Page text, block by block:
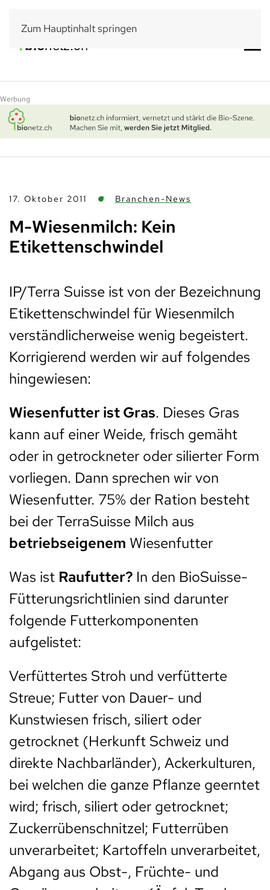
Zum Hauptinhalt springen
Werbung
17. Oktober 2011 Branchen-News
M-Wiesenmilch: Kein
Etikettenschwindel
IP/Terra Suisse ist von der Bezeichnung
Etikettenschwindel für Wiesenmilch
verständlicherweise wenig begeistert.
Korrigierend werden wir auf folgendes
hingewiesen:
Wiesenfutter ist Gras. Dieses Gras
kann auf einer Weide, frisch gemäht
oder in getrockneter oder silierter Form
vorliegen. Dann sprechen wir von
Wiesenfutter. 75% der Ration besteht
bei der TerraSuisse Milch aus
betriebseigenem Wiesenfutter
Was ist Raufutter? In den BioSuisse-
Fütterungsrichtlinien sind darunter
folgende Futterkomponenten
aufgelistet:
Verfüttertes Stroh und verfütterte
Streue; Futter von Dauer- und
Kunstwiesen frisch, siliert oder
getrocknet (Herkunft Schweiz und
direkte Nachbarländer), Ackerkulturen,
bei welchen die ganze Pflanze geerntet
wird; frisch, siliert oder getrocknet;
Zuckerrübenschnitzel; Futterrüben
unverarbeitet; Kartoffeln unverarbeitet,
Abgang aus Obst-, Früchte- und